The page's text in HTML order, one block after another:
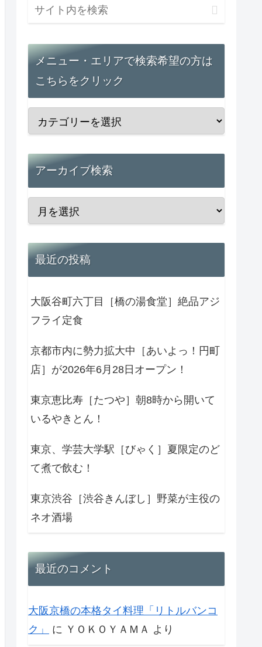
メニュー・エリアで検索希望の方は
こちらをクリック
アーカイブ検索
最近の投稿
大阪谷町六丁目［橋の湯食堂］絶品アジ
フライ定食
京都市内に勢力拡大中［あいよっ！円町
店］が2026年6月28日オープン！
東京恵比寿［たつや］朝8時から開いて
いるやきとん！
東京、学芸大学駅［びゃく］夏限定のど
て煮で飲む！
東京渋谷［渋谷きんぼし］野菜が主役の
ネオ酒場
最近のコメント
大阪京橋の本格タイ料理「リトルバンコ
ク」
に ＹＯＫＯＹＡＭＡ より